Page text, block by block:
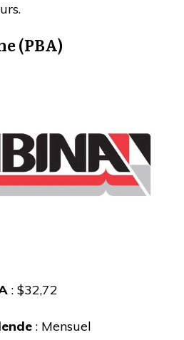
(PBA)
: $32,72
: Mensuel